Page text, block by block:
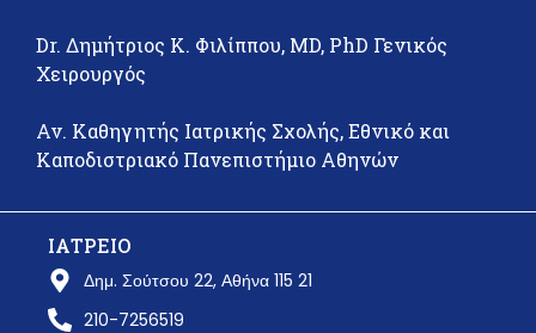
Dr. Δημήτριος Κ. Φιλίππου, MD, PhD Γενικός
Χειρουργός
Αν. Καθηγητής Ιατρικής Σχολής, Εθνικό και
Καποδιστριακό Πανεπιστήμιο Αθηνών
ΙΑΤΡΕΙΟ
Δημ. Σούτσου 22, Αθήνα 115 21
210-7256519